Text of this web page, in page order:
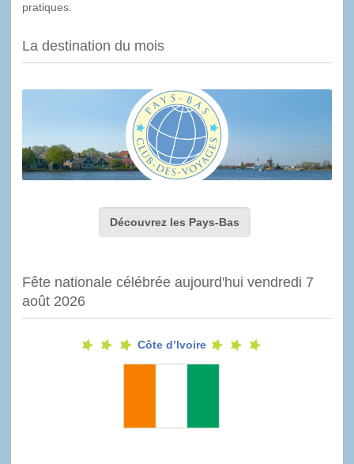
pratiques.
La destination du mois
Découvrez les Pays-Bas
Fête nationale célébrée aujourd'hui vendredi 7
août 2026
Côte d’Ivoire